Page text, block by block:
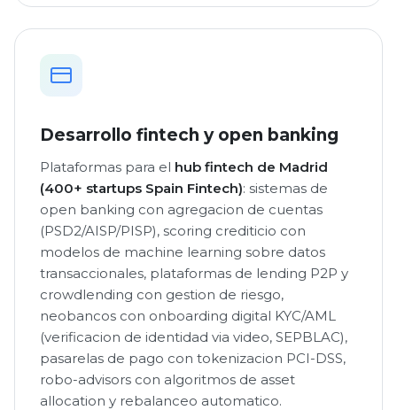
Desarrollo fintech y open banking
Plataformas para el hub fintech de Madrid
(400+ startups Spain Fintech): sistemas de
open banking con agregacion de cuentas
(PSD2/AISP/PISP), scoring crediticio con
modelos de machine learning sobre datos
transaccionales, plataformas de lending P2P y
crowdlending con gestion de riesgo,
neobancos con onboarding digital KYC/AML
(verificacion de identidad via video, SEPBLAC),
pasarelas de pago con tokenizacion PCI-DSS,
robo-advisors con algoritmos de asset
allocation y rebalanceo automatico.